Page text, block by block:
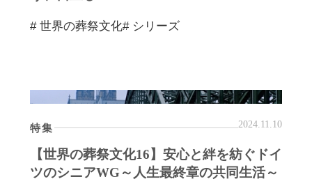
# 世界の葬祭文化# シリーズ
特集 2024.11.10
【世界の葬祭文化16】安心と絆を紡ぐドイ
ツのシニアWG～人生最終章の共同生活～